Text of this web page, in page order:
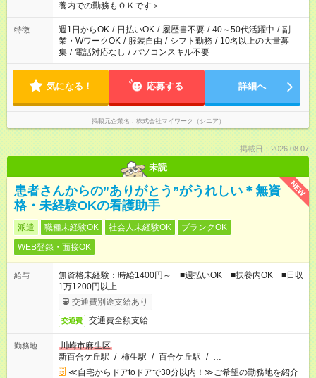
養内での勤務もＯＫです＞
特徴 週1日からOK / 日払いOK / 履歴書不要 / 40～50代活躍中 / 副
業・WワークOK / 服装自由 / シフト勤務 / 10名以上の大量募
集 / 電話対応なし / パソコンスキル不要
気になる！ 応募する 詳細へ
掲載元企業名 株式会社マイワーク（シニア）
掲載日：2026.08.07
未読
NEW
患者さんからの”ありがとう”がうれしい＊無資
格・未経験OKの看護助手
派遣 職種未経験OK 社会人未経験OK
ブランクOK
WEB登録・面接OK
給与
無資格未経験：時給1400円～ ■週払いOK ■扶養内OK ■日収
1万1200円以上
交通費別途支給あり
交通費 交通費全額支給
勤務地
川崎市麻生区
新百合ケ丘駅 / 柿生駅 / 百合ケ丘駅 / …
≪自宅からドアtoドアで30分以内！≫ご希望の勤務地を紹介